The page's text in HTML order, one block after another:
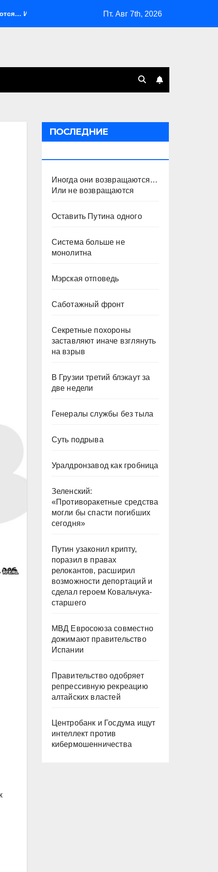
не возвращаются Оставить Путина одного
Пт. Авг 7th, 2026
ПОСЛЕДНИЕ
Иногда они возвращаются…
Или не возвращаются
Оставить Путина одного
Система больше не
монолитна
Мэрская отповедь
Саботажный фронт
Секретные похороны
заставляют иначе взглянуть
на взрыв
В Грузии третий блэкаут за
две недели
Генералы службы без тыла
Суть подрыва
Уралдронзавод как гробница
Зеленский:
«Противоракетные средства
могли бы спасти погибших
сегодня»
Путин узаконил крипту,
поразил в правах
релокантов, расширил
возможности депортаций и
сделал героем Ковальчука-
старшего
МВД Евросоюза совместно
дожимают правительство
Испании
Правительство одобряет
репрессивную рекреацию
алтайских властей
Центробанк и Госдума ищут
интеллект против
кибермошенничества